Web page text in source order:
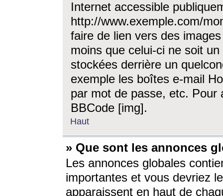
Internet accessible
http://www.exemple.com/
faire de lien vers des
moins que celui-ci ne soit
stockées derrière un
exemple les boîtes e-mail
par mot de passe, etc. Pour
BBCode [img].
Haut
» Que sont les annonces
Les annonces globales
importantes et vous devriez
apparaissent en haut de